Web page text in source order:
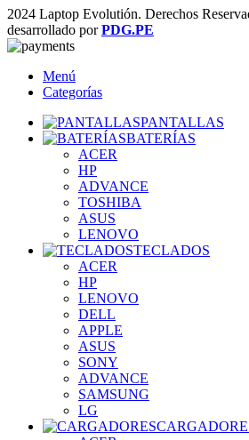
2024 Laptop Evolutión. Derechos
desarrollado porPDG.PE
Menú
Categorías
PANTALLAS
BATERÍAS
ACER
HP
ADVANCE
TOSHIBA
ASUS
LENOVO
TECLADOS
ACER
HP
LENOVO
DELL
APPLE
ASUS
SONY
ADVANCE
SAMSUNG
LG